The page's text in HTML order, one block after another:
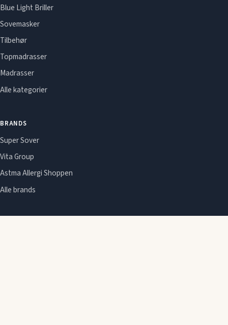
Blue Light Briller
Sovemasker
Tilbehør
Topmadrasser
Madrasser
Alle kategorier
BRANDS
Super Sover
Vita Group
Astma Allergi Shoppen
Alle brands